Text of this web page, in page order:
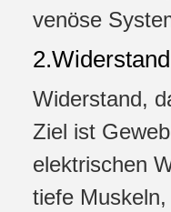
venöse
2.Widerstand
Widerstand,
Ziel ist
elektrischen
tiefe